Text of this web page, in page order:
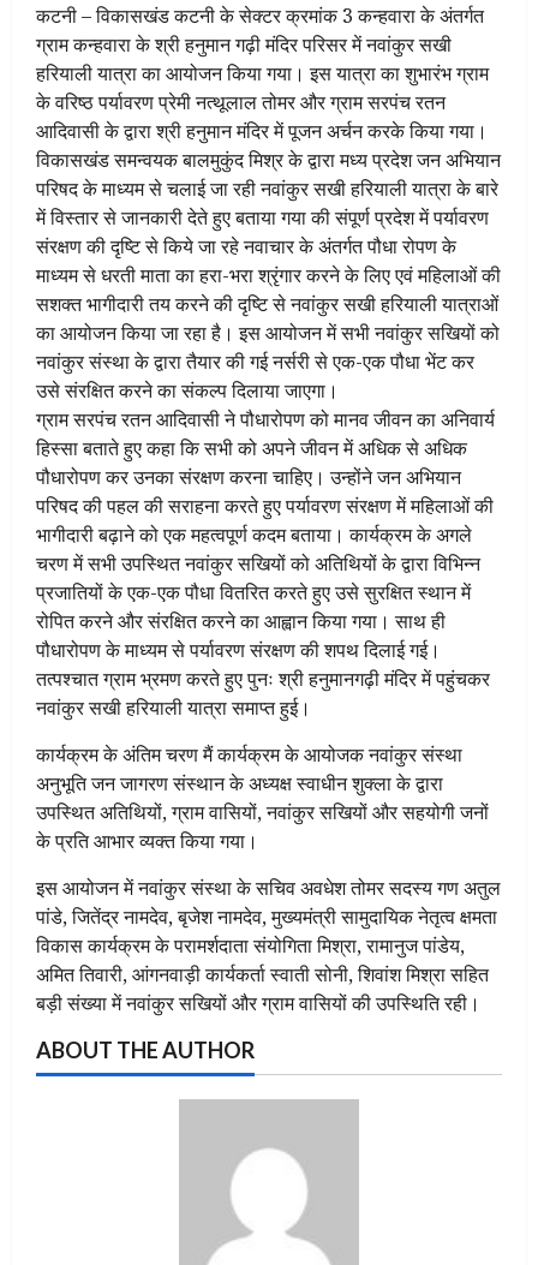
कटनी – विकासखंड कटनी के सेक्टर क्रमांक 3 कन्हवारा के अंतर्गत
ग्राम कन्हवारा के श्री हनुमान गढ़ी मंदिर परिसर में नवांकुर सखी
हरियाली यात्रा का आयोजन किया गया। इस यात्रा का शुभारंभ ग्राम
के वरिष्ठ पर्यावरण प्रेमी नत्थूलाल तोमर और ग्राम सरपंच रतन
आदिवासी के द्वारा श्री हनुमान मंदिर में पूजन अर्चन करके किया गया।
विकासखंड समन्वयक बालमुकुंद मिश्र के द्वारा मध्य प्रदेश जन अभियान
परिषद के माध्यम से चलाई जा रही नवांकुर सखी हरियाली यात्रा के बारे
में विस्तार से जानकारी देते हुए बताया गया की संपूर्ण प्रदेश में पर्यावरण
संरक्षण की दृष्टि से किये जा रहे नवाचार के अंतर्गत पौधा रोपण के
माध्यम से धरती माता का हरा-भरा श्रृंगार करने के लिए एवं महिलाओं की
सशक्त भागीदारी तय करने की दृष्टि से नवांकुर सखी हरियाली यात्राओं
का आयोजन किया जा रहा है। इस आयोजन में सभी नवांकुर सखियों को
नवांकुर संस्था के द्वारा तैयार की गई नर्सरी से एक-एक पौधा भेंट कर
उसे संरक्षित करने का संकल्प दिलाया जाएगा।
ग्राम सरपंच रतन आदिवासी ने पौधारोपण को मानव जीवन का अनिवार्य
हिस्सा बताते हुए कहा कि सभी को अपने जीवन में अधिक से अधिक
पौधारोपण कर उनका संरक्षण करना चाहिए। उन्होंने जन अभियान
परिषद की पहल की सराहना करते हुए पर्यावरण संरक्षण में महिलाओं की
भागीदारी बढ़ाने को एक महत्वपूर्ण कदम बताया। कार्यक्रम के अगले
चरण में सभी उपस्थित नवांकुर सखियों को अतिथियों के द्वारा विभिन्न
प्रजातियों के एक-एक पौधा वितरित करते हुए उसे सुरक्षित स्थान में
रोपित करने और संरक्षित करने का आह्वान किया गया। साथ ही
पौधारोपण के माध्यम से पर्यावरण संरक्षण की शपथ दिलाई गई।
तत्‍पश्‍चात ग्राम भ्रमण करते हुए पुनः श्री हनुमानगढ़ी मंदिर में पहुंचकर
नवांकुर सखी हरियाली यात्रा समाप्त हुई।
कार्यक्रम के अंतिम चरण मैं कार्यक्रम के आयोजक नवांकुर संस्था
अनुभूति जन जागरण संस्थान के अध्यक्ष स्वाधीन शुक्ला के द्वारा
उपस्थित अतिथियों, ग्राम वासियों, नवांकुर सखियों और सहयोगी जनों
के प्रति आभार व्यक्त किया गया।
इस आयोजन में नवांकुर संस्था के सचिव अवधेश तोमर सदस्य गण अतुल
पांडे, जितेंद्र नामदेव, बृजेश नामदेव, मुख्यमंत्री सामुदायिक नेतृत्व क्षमता
विकास कार्यक्रम के परामर्शदाता संयोगिता मिश्रा, रामानुज पांडेय,
अमित तिवारी, आंगनवाड़ी कार्यकर्ता स्वाती सोनी, शिवांश मिश्रा सहित
बड़ी संख्या में नवांकुर सखियों और ग्राम वासियों की उपस्थिति रही।
ABOUT THE AUTHOR